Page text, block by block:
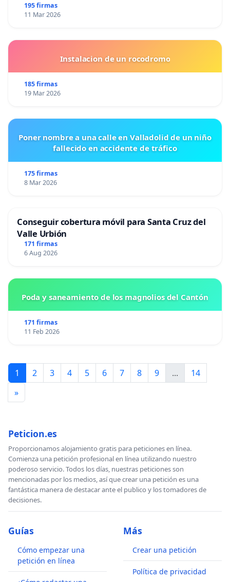
195 firmas
11 Mar 2026
Instalacion de un rocodromo
185 firmas
19 Mar 2026
Poner nombre a una calle en Valladolid de un niño
fallecido en accidente de tráfico
175 firmas
8 Mar 2026
Conseguir cobertura móvil para Santa Cruz del
Valle Urbión
171 firmas
6 Aug 2026
Poda y saneamiento de los magnolios del Cantón
171 firmas
11 Feb 2026
1 2 3 4 5 6 7 8 9 ...
14
»
Peticion.es
Proporcionamos alojamiento gratis para peticiones en línea.
Comienza una petición profesional en línea utilizando nuestro
poderoso servicio. Todos los días, nuestras peticiones son
mencionadas por los medios, así que crear una petición es una
fantástica manera de destacar ante el publico y los tomadores de
decisiones.
Guías
Cómo empezar una
petición en línea
Más
Crear una petición
Política de privacidad